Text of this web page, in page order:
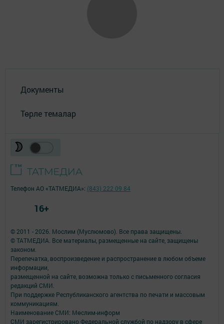
Документы
Төрле темалар
© 2011 - 2026. Мослим (Муслюмово). Все права защищены.
© ТАТМЕДИА. Все материалы, размещенные на сайте, защищены
законом.
Перепечатка, воспроизведение и распространение в любом объеме
информации,
размещенной на сайте, возможна только с письменного согласия
редакций СМИ.
При поддержке Республиканского агентства по печати и массовым
коммуникациям.
Наименование СМИ: Мөслим-информ
СМИ зарегистрировано Федеральной службой по надзору в сфере
Телефон АО «ТАТМЕДИА»: (843) 222 09 84
16+